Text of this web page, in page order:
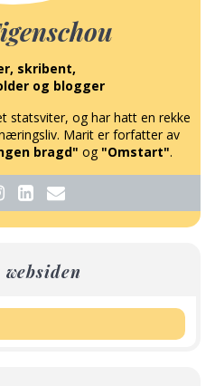
skribent,
og blogger
statsviter, og har hatt en rekke
Marit er forfatter av
bragd" og "Omstart".